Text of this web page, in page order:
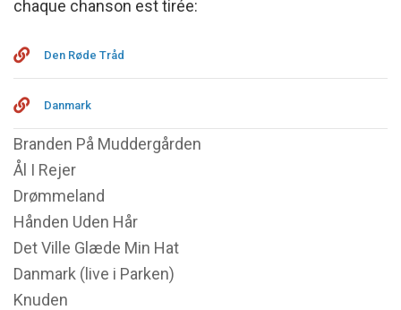
chaque chanson est tirée:
Den Røde Tråd
Danmark
Branden På Muddergården
Ål I Rejer
Drømmeland
Hånden Uden Hår
Det Ville Glæde Min Hat
Danmark (live i Parken)
Knuden